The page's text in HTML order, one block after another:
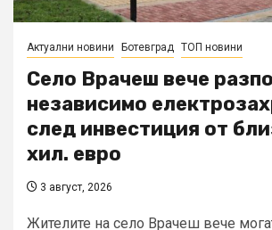
Актуални новини Ботевград ТОП новини
Село Врачеш вече
независимо
след инвестиция от
хил. евро
3 август, 2026
Жителите на село Врачеш вече